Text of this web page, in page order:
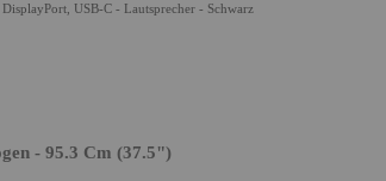
USB-C - Lautsprecher - Schwarz
- 95.3 Cm (37.5")